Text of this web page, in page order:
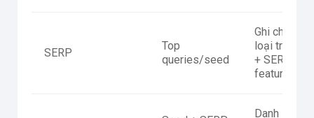
SERP
Top
queries/seed
Ghi chú
loại trang
+ SERP
features
Danh sách